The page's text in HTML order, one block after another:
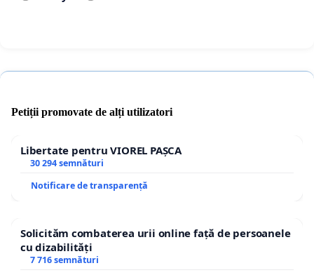
Petiții promovate de alți utilizatori
Libertate pentru VIOREL PAȘCA
30 294 semnături
Notificare de transparență
Solicităm combaterea urii online față de persoanele
cu dizabilități
7 716 semnături